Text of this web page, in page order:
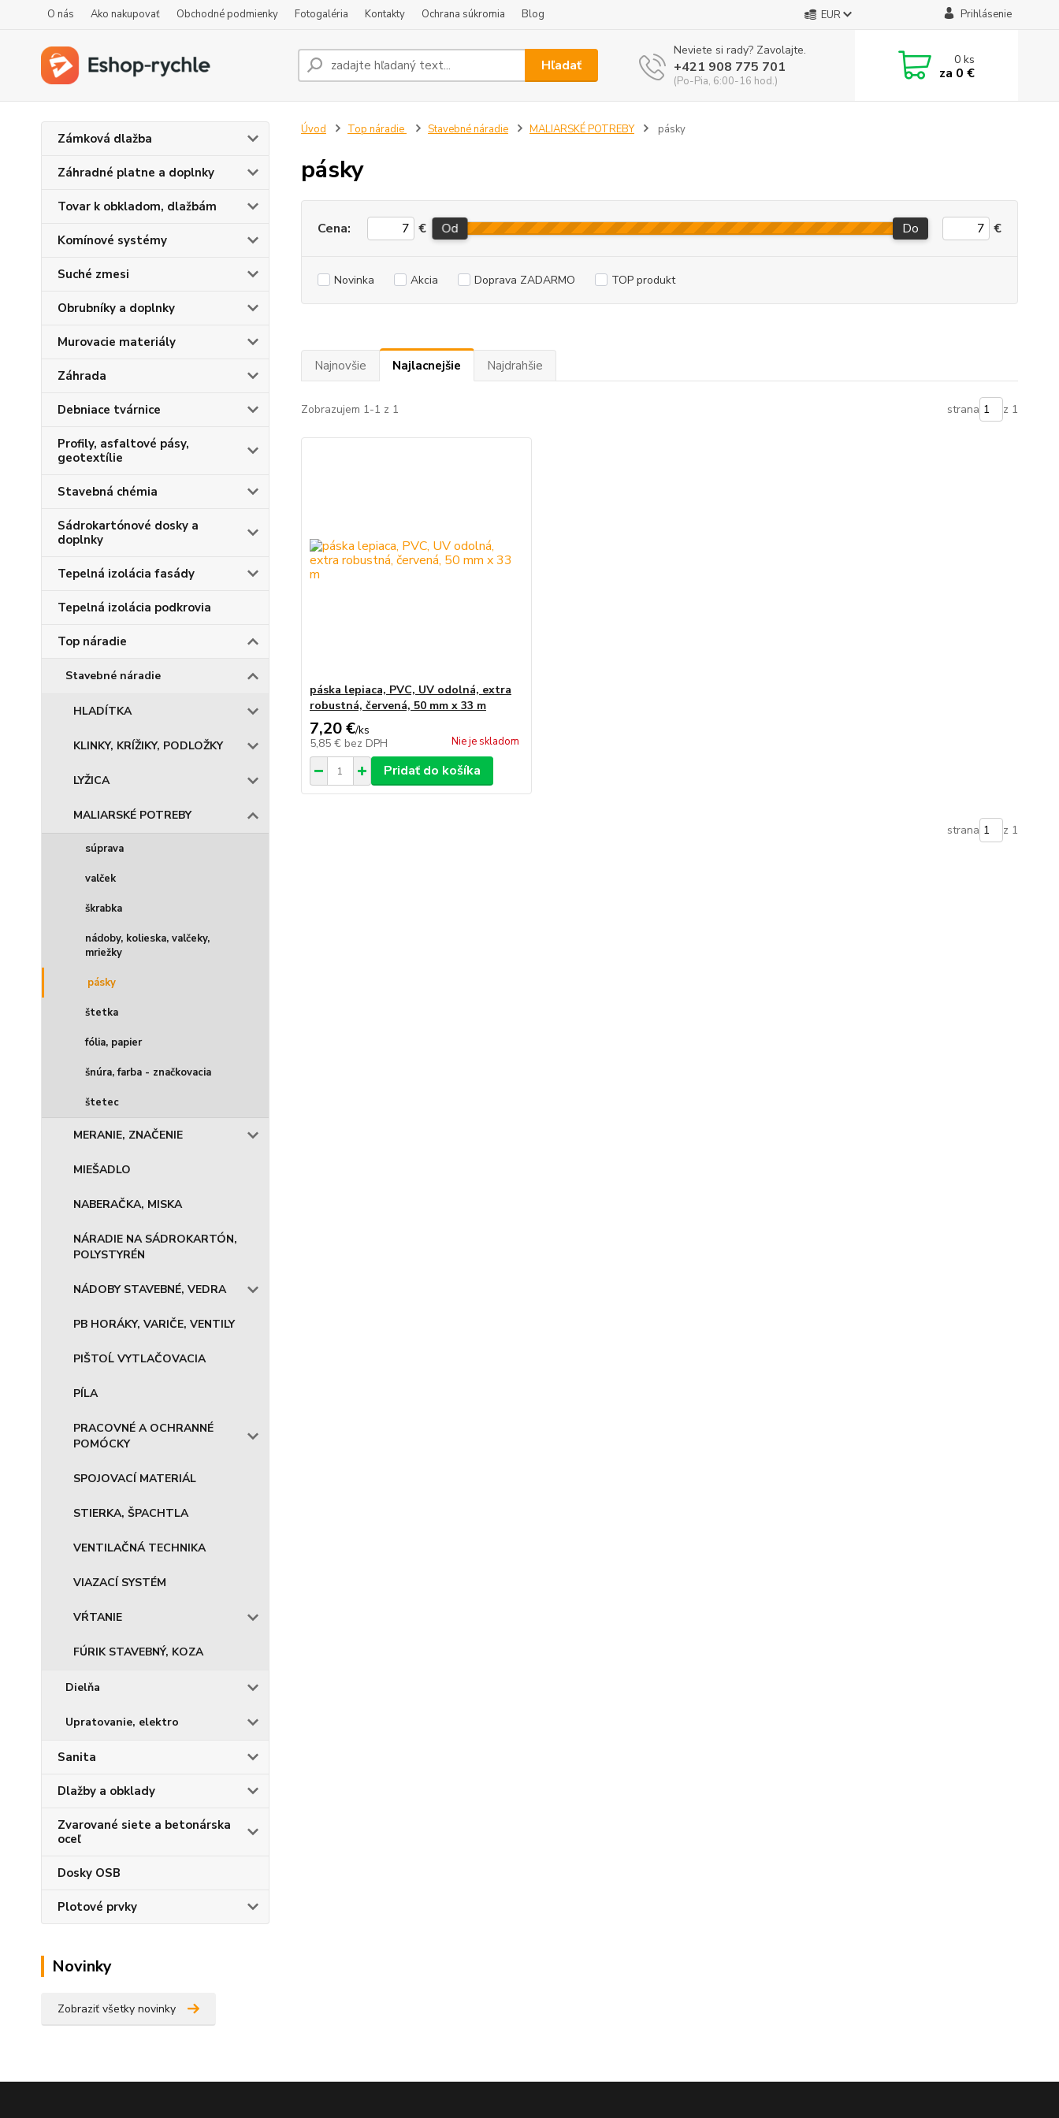
O nás Ako nakupovať Obchodné podmienky Fotogaléria Kontakty Ochrana súkromia Blog EUR Prihlásenie
Hľadať
Neviete si rady? Zavolajte.
+421 908 775 701
(Po-Pia, 6:00-16 hod.)
0ks
za 0 €
Zámková dlažba
Záhradné platne a doplnky
Tovar k obkladom, dlažbám
Komínové systémy
Suché zmesi
Obrubníky a doplnky
Murovacie materiály
Záhrada
Debniace tvárnice
Profily, asfaltové pásy,
geotextílie
Stavebná chémia
Sádrokartónové dosky a
doplnky
Tepelná izolácia fasády
Tepelná izolácia podkrovia
Top náradie
Stavebné náradie
HLADÍTKA
KLINKY, KRÍŽIKY, PODLOŽKY
LYŽICA
MALIARSKÉ POTREBY
súprava
valček
škrabka
nádoby, kolieska, valčeky,
mriežky
pásky
štetka
fólia, papier
šnúra, farba - značkovacia
štetec
MERANIE, ZNAČENIE
MIEŠADLO
NABERAČKA, MISKA
NÁRADIE NA SÁDROKARTÓN,
POLYSTYRÉN
NÁDOBY STAVEBNÉ, VEDRA
PB HORÁKY, VARIČE, VENTILY
PIŠTOĹ VYTLAČOVACIA
PÍLA
PRACOVNÉ A OCHRANNÉ
POMÓCKY
SPOJOVACÍ MATERIÁL
STIERKA, ŠPACHTLA
VENTILAČNÁ TECHNIKA
VIAZACÍ SYSTÉM
VŔTANIE
FÚRIK STAVEBNÝ, KOZA
Dielňa
Upratovanie, elektro
Sanita
Dlažby a obklady
Zvarované siete a betonárska
oceľ
Dosky OSB
Plotové prvky
Novinky
Zobraziť všetky novinky
Úvod Top náradie Stavebné náradie MALIARSKÉ POTREBY pásky
pásky
Cena: € Od Do €
Novinka Akcia Doprava ZADARMO TOP produkt
Najnovšie Najlacnejšie Najdrahšie
Zobrazujem 1-1 z 1 strana z 1
páska lepiaca, PVC, UV odolná, extra
robustná, červená, 50 mm x 33 m
7,20 €/ks
5,85 € bez DPH Nie je skladom
Pridať do košíka
strana z 1